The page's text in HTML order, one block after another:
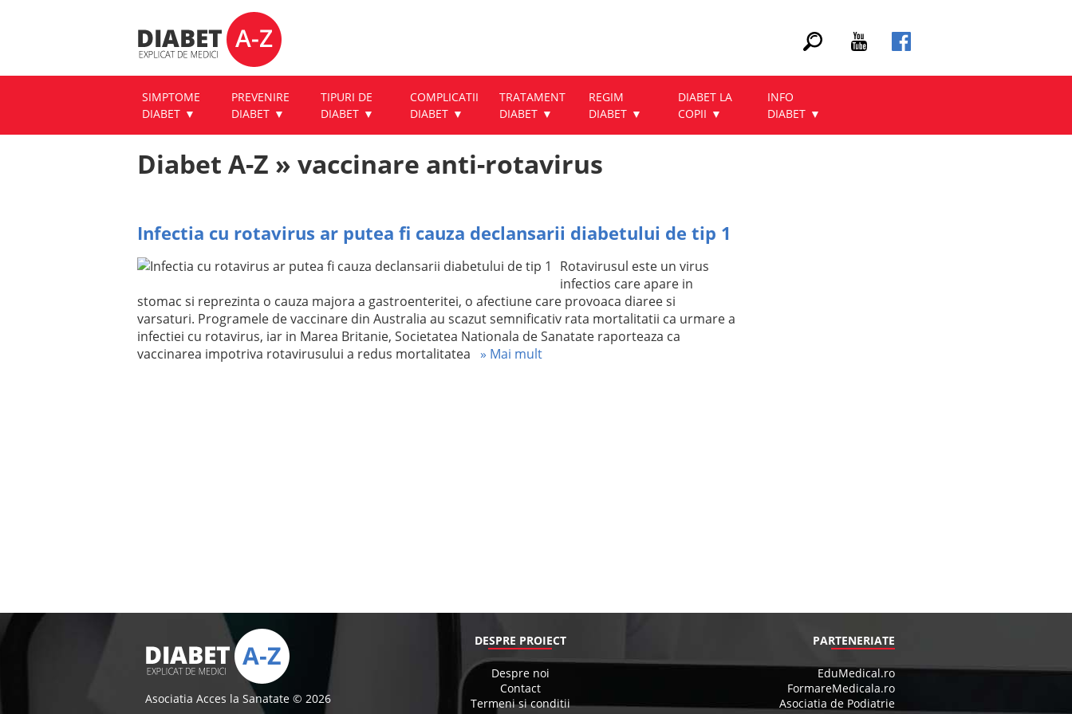
SIMPTOME
DIABET
PREVENIRE
DIABET
TIPURI DE
DIABET
COMPLICATII
DIABET
TRATAMENT
DIABET
REGIM
DIABET
DIABET LA
COPII
INFO
DIABET
Diabet A-Z » vaccinare anti-rotavirus
Infectia cu rotavirus ar putea fi cauza declansarii diabetului de tip 1
Rotavirusul este un virus
infectios care apare in
stomac si reprezinta o cauza majora a gastroenteritei, o afectiune care provoaca diaree si
varsaturi. Programele de vaccinare din Australia au scazut semnificativ rata mortalitatii ca urmare a
infectiei cu rotavirus, iar in Marea Britanie, Societatea Nationala de Sanatate raporteaza ca
vaccinarea impotriva rotavirusului a redus mortalitatea » Mai mult
Asociatia Acces la Sanatate © 2026
DESPRE PROIECT
Despre noi
Contact
Termeni si conditii
PARTENERIATE
EduMedical.ro
FormareMedicala.ro
Asociatia de Podiatrie